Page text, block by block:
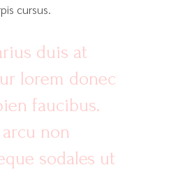
cursus.
duis at
lorem donec
faucibus.
non
sodales ut